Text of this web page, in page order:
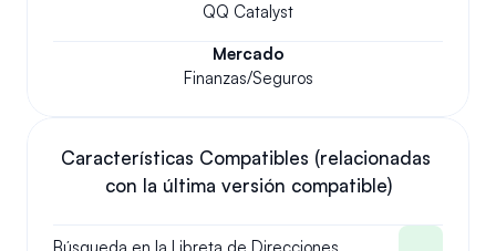
QQ Catalyst
Mercado
Finanzas/Seguros
Características Compatibles (relacionadas
con la última versión compatible)